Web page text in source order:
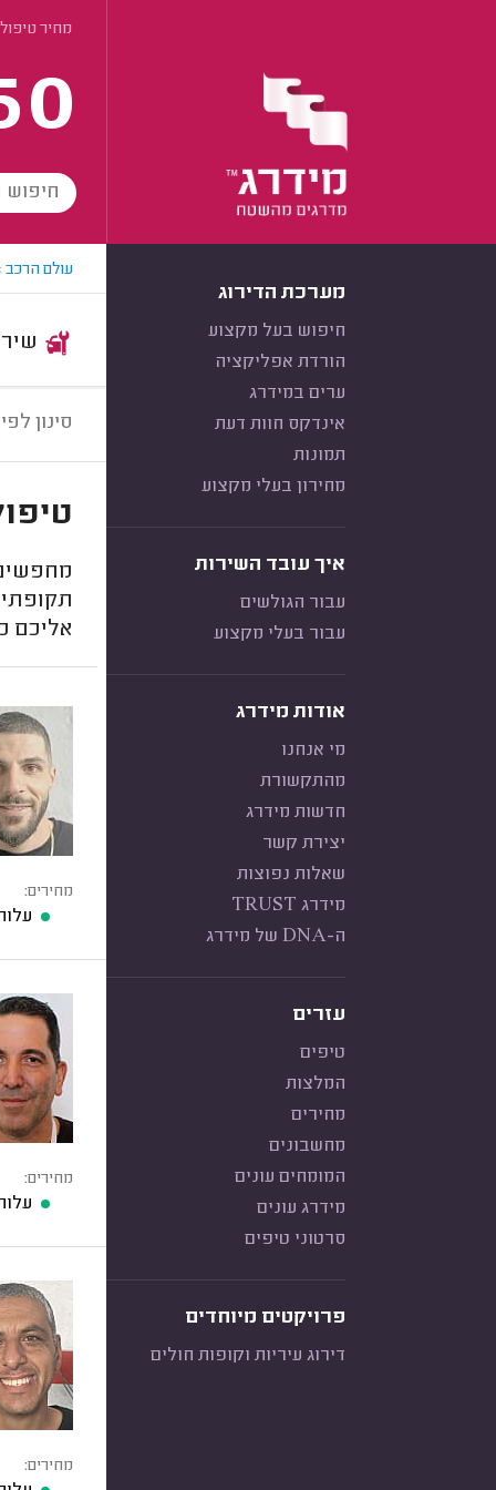
מחיר טיפול 15,000 לרכב
מערכת הדירוג
חיפוש בעל מקצוע
הורדת אפליקציה
ערים במידרג
אינדקס חוות דעת
תמונות
מחירון בעלי מקצוע
איך עובד השירות
עבור הגולשים
עבור בעלי מקצוע
אודות מידרג
מי אנחנו
מהתקשורת
חדשות מידרג
יצירת קשר
שאלות נפוצות
מידרג TRUST
ה-DNA של מידרג
עזרים
טיפים
המלצות
מחירים
מחשבונים
המומחים עונים
מידרג עונים
סרטוני טיפים
פרויקטים מיוחדים
דירוג עיריות וקופות חולים
עולם הרכב
סינון
אליכם
מחירים:
מחירים:
מחירים: